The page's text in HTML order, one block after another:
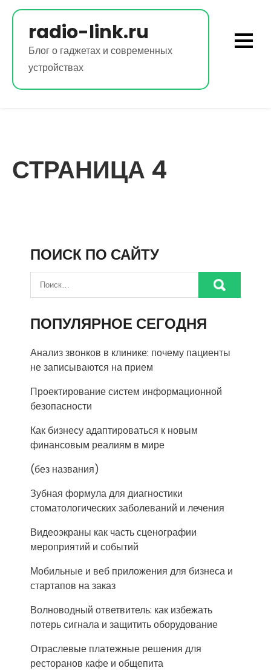
Перейти
содержимомуradio-link.ru
Блог о гаджетах и современных
устройствах
СТРАНИЦА 4
ПОИСК ПО САЙТУ
ПОПУЛЯРНОЕ СЕГОДНЯ
Анализ звонков в клинике: почему пациенты
не записываются на прием
Проектирование систем информационной
безопасности
Как бизнесу адаптироваться к новым
финансовым реалиям в мире
(без названия)
Зубная формула для диагностики
стоматологических заболеваний и лечения
Видеоэкраны как часть сценографии
мероприятий и событий
Мобильные и веб приложения для бизнеса и
стартапов на заказ
Волноводный ответвитель: как избежать
потерь сигнала и защитить оборудование
Отраслевые платежные решения для
ресторанов кафе и общепита